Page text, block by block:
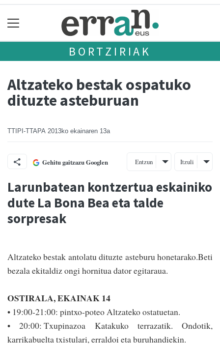
BORTZIRIAK
Altzateko bestak ospatuko
dituzte asteburuan
TTIPI-TTAPA 2013ko ekainaren 13a
Gehitu gaitzazu Googlen Entzun Itzuli
Larunbatean kontzertua eskainiko
dute La Bona Bea eta talde
sorpresak
Altzateko bestak antolatu dituzte asteburu honetarako.Beti
bezala ekitaldiz ongi hornitua dator egitaraua.
OSTIRALA, EKAINAK 14
• 19:00-21:00: pintxo-poteo Altzateko ostatuetan.
• 20:00: Txupinazoa Katakuko terrazatik. Ondotik,
karrikabuelta txistulari, erraldoi eta buruhandiekin.